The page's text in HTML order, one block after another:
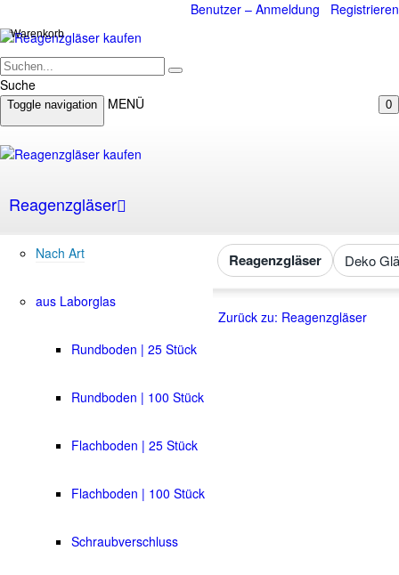
Benutzer – Anmeldung Registrieren
Suche
0
Warenkorb
Toggle navigation MENÜ
Reagenzgläser
Nach Art
aus Laborglas
Rundboden | 25 Stück
Rundboden | 100 Stück
Flachboden | 25 Stück
Flachboden | 100 Stück
Schraubverschluss
Reagenzgläser Deko
Zurück zu: Reagenzgläser